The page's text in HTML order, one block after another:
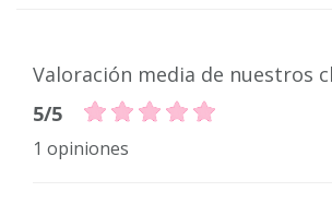
Valoración media de nuestros
5/5
1 opiniones